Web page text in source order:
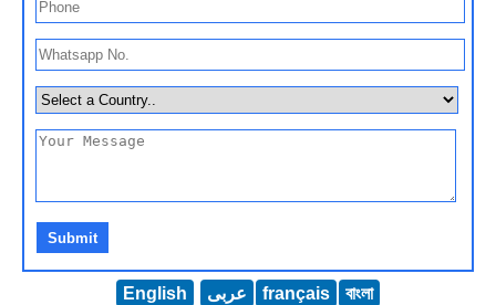
English عربى français বাংলা